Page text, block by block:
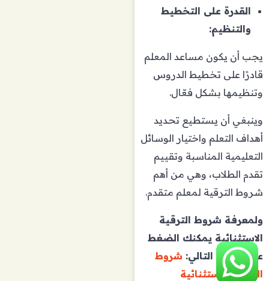
القدرة على التخطيط
والتنظيم:
يجب أن يكون مساعد المعلم
قادرًا على تخطيط الدروس
وتنظيمها بشكل فعّال.
وينبغي أن يستطيع تحديد
أهداف التعلم واختيار الوسائل
التعليمية المناسبة وتقييم
تقدم الطلاب، وهي من أهم
شروط الترقية لمعلم متقدم.
ولمعرفة شروط الترقية
الاستثنائية يمكنك الضغط
على الرابط التالي: شروط
الترقية الاستثنائية